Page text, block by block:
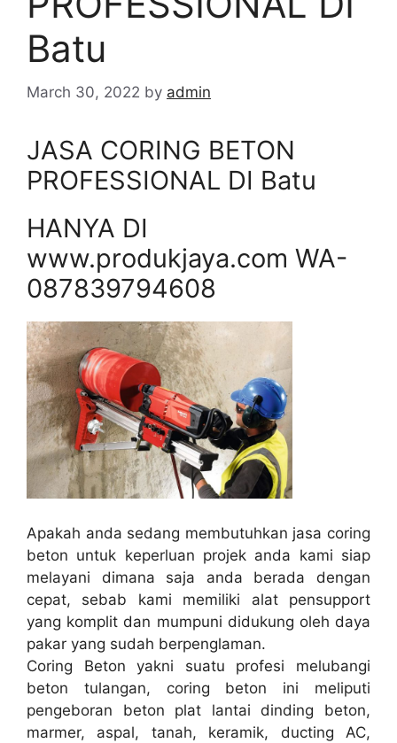
Batu
March 30, 2022 by admin
JASA CORING BETON
PROFESSIONAL DI Batu
HANYA DI
www.produkjaya.com WA-
087839794608
Apakah anda sedang membutuhkan jasa coring
beton untuk keperluan projek anda kami siap
melayani dimana saja anda berada dengan
cepat, sebab kami memiliki alat pensupport
yang komplit dan mumpuni didukung oleh daya
pakar yang sudah berpenglaman.
Coring Beton yakni suatu profesi melubangi
beton tulangan, coring beton ini meliputi
pengeboran beton plat lantai dinding beton,
marmer, aspal, tanah, keramik, ducting AC,